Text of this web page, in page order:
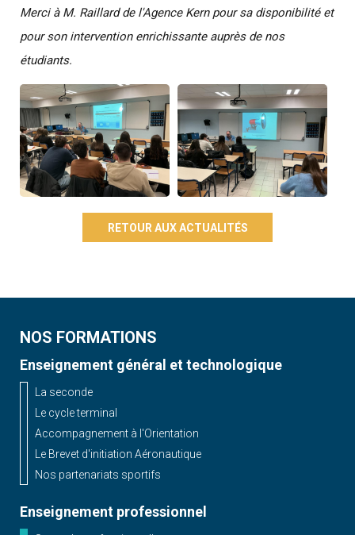
Merci à M. Raillard de l'Agence Kern pour sa disponibilité et
pour son intervention enrichissante auprès de nos
étudiants.
RETOUR AUX ACTUALITÉS
NOS FORMATIONS
Enseignement général et technologique
La seconde
Le cycle terminal
Accompagnement à l'Orientation
Le Brevet d'initiation Aéronautique
Nos partenariats sportifs
Enseignement professionnel